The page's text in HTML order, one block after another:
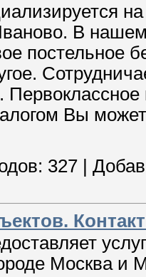
В
постельное
Вы
327
Москва и